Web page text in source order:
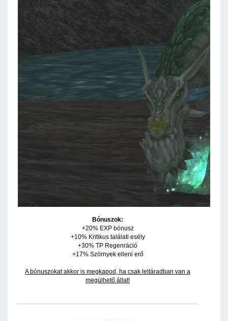
Bónuszok:
+20% EXP bónusz
+10% Kritikus találati esély
+30% TP Regenráció
+17% Szörnyek elleni erő
A bónuszokat akkor is megkapod, ha csak leltáradban van a
megülhető állat!